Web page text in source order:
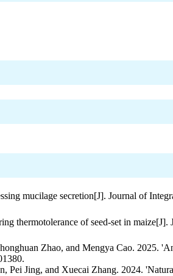
mucilage secretion[J]. Journal of
thermotolerance of seed-set in
Zhao, and Mengya Cao. 2025.
Pei Jing, and Xuecai Zhang. 2024.